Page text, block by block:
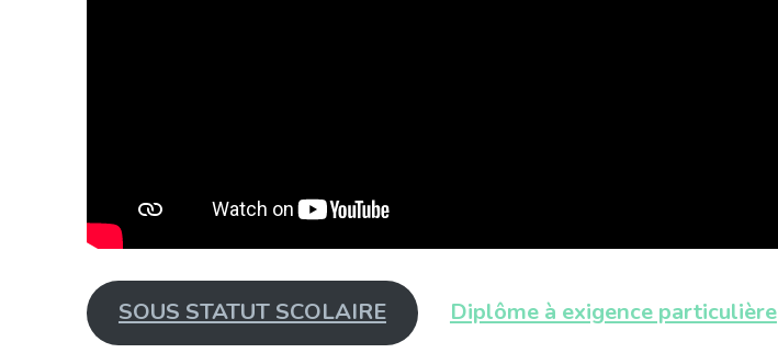
SOUS STATUT SCOLAIRE Diplôme à exigence particulière